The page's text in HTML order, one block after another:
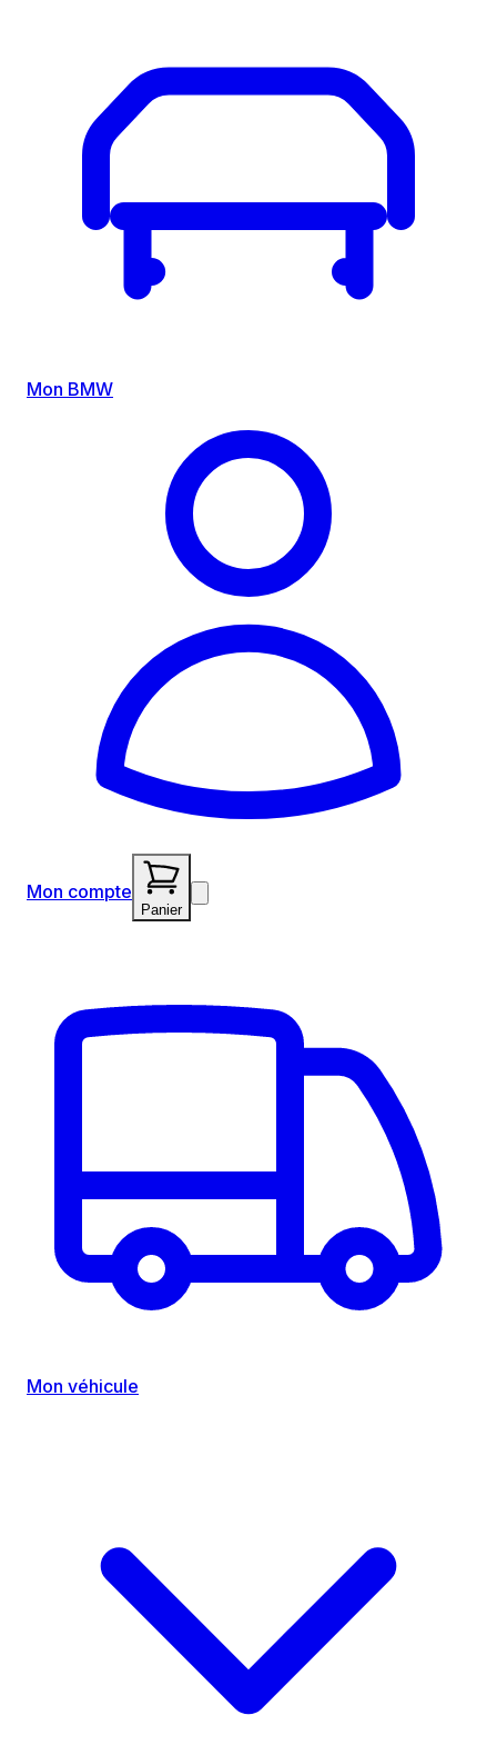
Mon BMW
Mon compte
Panier
Mon véhicule